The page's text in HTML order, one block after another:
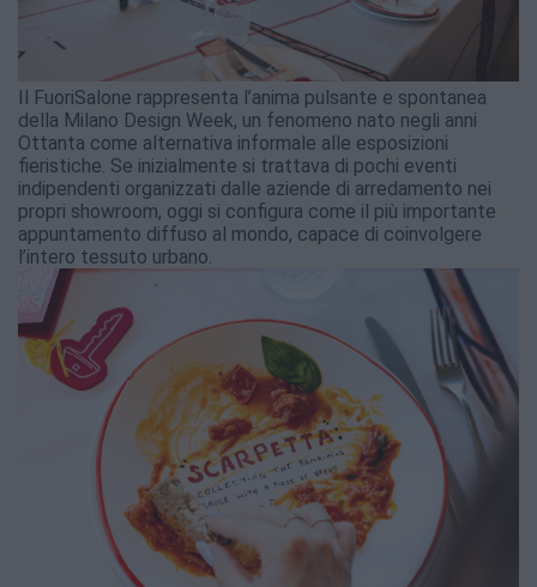
Il FuoriSalone rappresenta l’anima pulsante e spontanea
della Milano Design Week, un fenomeno nato negli anni
Ottanta come alternativa informale alle esposizioni
fieristiche. Se inizialmente si trattava di pochi eventi
indipendenti organizzati dalle aziende di arredamento nei
propri showroom, oggi si configura come il più importante
appuntamento diffuso al mondo, capace di coinvolgere
l’intero tessuto urbano.